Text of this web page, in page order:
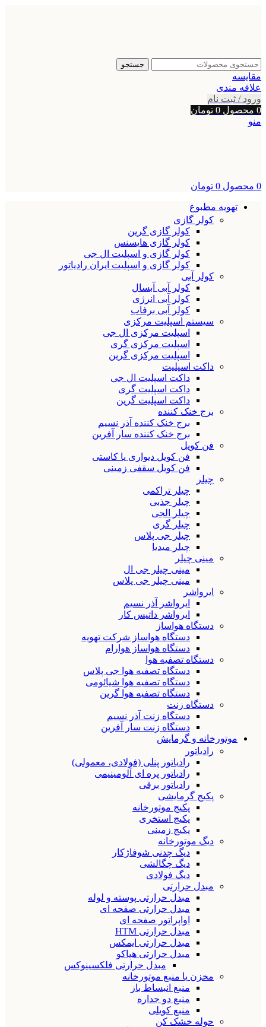
جستجو
مقایسه
علاقه مندی
ورود / ثبت نام
0 محصول 0 تومان
منو
0 محصول 0 تومان
تهویه مطبوع
کولر گازی
کولر گازی گرین
کولر گازی هایسنس
کولر گازی و اسپلیت ال جی
کولر گازی و اسپلیت ایران رادیاتور
کولر آبی
کولر آبی آبسال
کولر آبی انرژی
کولر آبی برفاب
سیستم اسپلیت مرکزی
اسپلیت مرکزی ال جی
اسپلیت مرکزی گری
اسپلیت مرکزی گرین
داکت اسپلیت
داکت اسپلیت ال جی
داکت اسپلیت گری
داکت اسپلیت گرین
برج خنک کننده
برج خنک کننده آذر نسیم
برج خنک کننده سار آفرین
فن کویل
فن کویل دیواری یا کاستی
فن کویل سقفی زمینی
چیلر
چیلر تراکمی
چیلر جذبی
چیلر الجی
چیلر گری
چیلر جی پلاس
چیلر میدیا
مینی چیلر
مینی چیلر جی ال
مینی چیلر جی پلاس
ایرواشر
ایرواشر آذر نسیم
ایرواشر داتیس کار
دستگاه هواساز
دستگاه هواساز شرکت تهویه
دستگاه هواساز هوارام
دستگاه تصفیه هوا
دستگاه تصفیه هوا جی پلاس
دستگاه تصفیه هوا شیائومی
دستگاه تصفیه هوا گرین
دستگاه زنت
دستگاه زنت آذر نسیم
دستگاه زنت سار آفرین
موتورخانه و گرمایش
رادیاتور
رادیاتور پنلی (فولادی، معمولی)
رادیاتور پره ای آلومینیمی
رادیاتور برقی
پکیج گرمایشی
پکیج موتورخانه
پکیج استخری
پکیج زمینی
دیگ موتورخانه
دیگ چدنی شوفاژکار
دیگ چگالشی
دیگ فولادی
مبدل حرارتی
مبدل حرارتی پوسته و لوله
مبدل حرارتی صفحه ای
اواپراتور صفحه ای
مبدل حرارتی HTM
مبدل حرارتی ایمکس
مبدل حرارتی هپاکو
مبدل حرارتی فلکسینوکس
مخزن یا منبع موتورخانه
منبع انبساط باز
منبع دو جداره
منبع کویلی
حوله خشک کن